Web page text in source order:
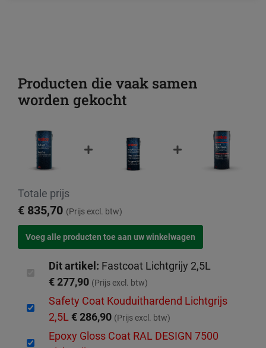
Producten die vaak samen
worden gekocht
Totale prijs
€ 835,70 (Prijs excl. btw)
Dit artikel: Fastcoat Lichtgrijy 2,5L
€ 277,90 (Prijs excl. btw)
Safety Coat Kouduithardend Lichtgrijs
2,5L€ 286,90 (Prijs excl. btw)
Epoxy Gloss Coat RAL DESIGN 7500